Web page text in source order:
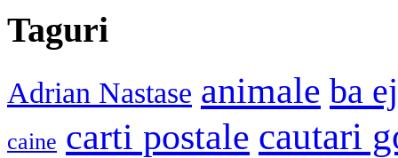
Taguri
Adrian Nastase animale ba
caine carti postale cautari